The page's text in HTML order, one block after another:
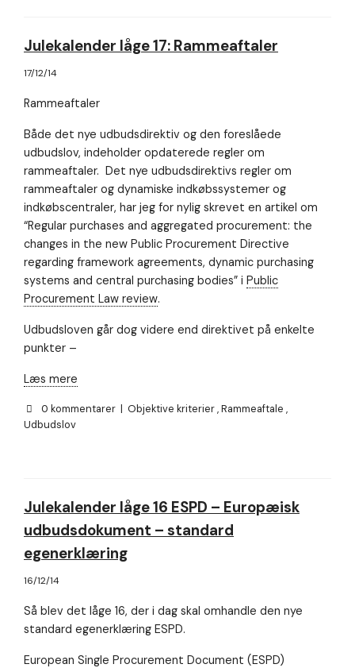
Julekalender låge 17: Rammeaftaler
17/12/14
Rammeaftaler
Både det nye udbudsdirektiv og den foreslåede
udbudslov, indeholder opdaterede regler om
rammeaftaler. Det nye udbudsdirektivs regler om
rammeaftaler og dynamiske indkøbssystemer og
indkøbscentraler, har jeg for nylig skrevet en artikel om
“Regular purchases and aggregated procurement: the
changes in the new Public Procurement Directive
regarding framework agreements, dynamic purchasing
systems and central purchasing bodies” i Public
Procurement Law review.
Udbudsloven går dog videre end direktivet på enkelte
punkter –
Læs mere
0 kommentarer | Objektive kriterier,Rammeaftale ,
Udbudslov
Julekalender låge 16 ESPD – Europæisk
udbudsdokument – standard
egenerklæring
16/12/14
Så blev det låge 16, der i dag skal omhandle den nye
standard egenerklæring ESPD.
European Single Procurement Document (ESPD)